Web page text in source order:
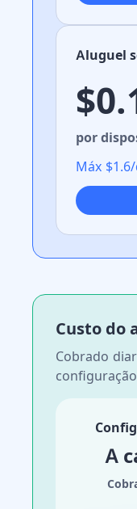
Aluguel
por
Máx
Custo do
Cobrado
A